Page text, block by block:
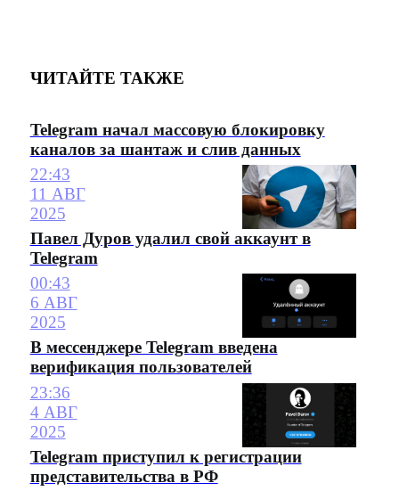
ЧИТАЙТЕ ТАКЖЕ
Telegram начал массовую блокировку
каналов за шантаж и слив данных
22:43
11 АВГ
2025
Павел Дуров удалил свой аккаунт в
Telegram
00:43
6 АВГ
2025
В мессенджере Telegram введена
верификация пользователей
23:36
4 АВГ
2025
Telegram приступил к регистрации
представительства в РФ